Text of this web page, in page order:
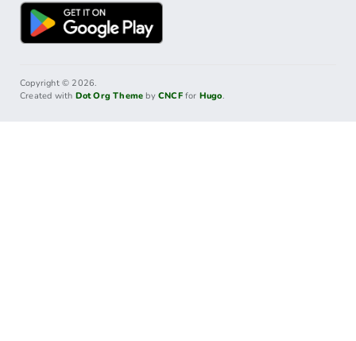
Copyright © 2026.
Created with Dot Org Theme byCNCFfor Hugo.